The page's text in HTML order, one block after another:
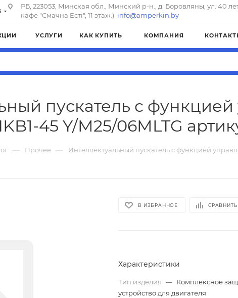
РБ, 223053, Минская обл., Минский р-н., д. Боровляны, ул. 40
кафе "Смачна Естi", 11 этаж.) info@amperkin.by
УСЛУГИ КАК КУПИТЬ КОМПАНИЯ
пускатель с
45 Y/M25/06MLTG
— Прочее — Интеллектуальный пускатель с функцией
В ИЗБРАННОЕ СРАВНИТЬ
Характеристики
Тип изделия — Комплексное
устройство для двигателя